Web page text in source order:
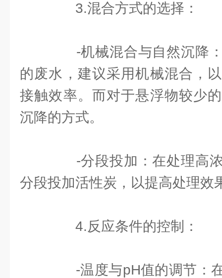
3.混合方式的选择：
-机械混合与自然沉降：
的废水，建议采用机械混合，
接触效率。而对于悬浮物较少
沉降的方式。
-分段投加：在处理高浓
分段投加活性炭，以提高处理效
4.反应条件的控制：
-温度与pH值的调节：在